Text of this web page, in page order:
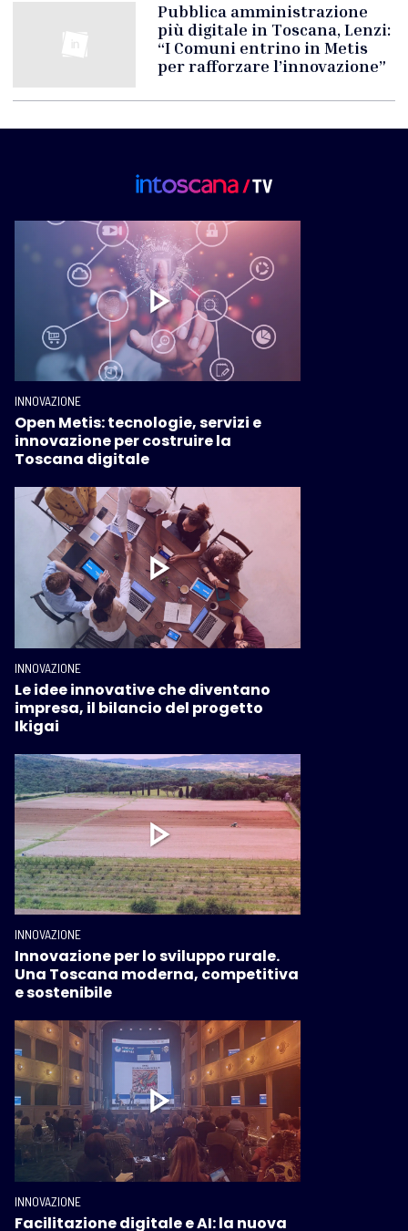
Pubblica amministrazione
più digitale in Toscana, Lenzi:
“I Comuni entrino in Metis
per rafforzare l’innovazione”
INNOVAZIONE
Open Metis: tecnologie, servizi e
innovazione per costruire la
Toscana digitale
INNOVAZIONE
Le idee innovative che diventano
impresa, il bilancio del progetto
Ikigai
INNOVAZIONE
Innovazione per lo sviluppo rurale.
Una Toscana moderna, competitiva
e sostenibile
INNOVAZIONE
Facilitazione digitale e AI: la nuova